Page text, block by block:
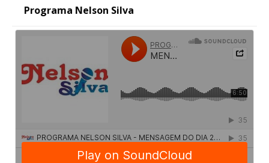
Programa Nelson Silva